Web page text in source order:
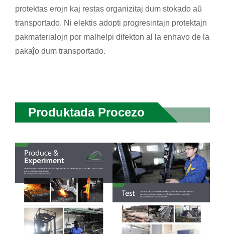
protektas erojn kaj restas organizitaj dum stokado aŭ
transportado. Ni elektis adopti progresintajn protektajn
pakmaterialojn por malhelpi difekton al la enhavo de la
pakaĵo dum transportado.
Produktada Procezo